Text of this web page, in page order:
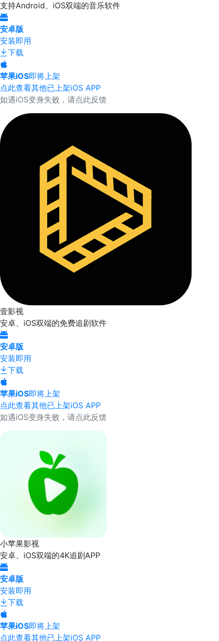
支持Android、iOS双端的音乐软件
安卓版
安装即用
下载
苹果iOS即将上架
点此查看其他已上架iOS APP
如遇iOS变身失败，请点此反馈
壹影视
安卓、iOS双端的免费追剧软件
安卓版
安装即用
下载
苹果iOS即将上架
点此查看其他已上架iOS APP
如遇iOS变身失败，请点此反馈
小苹果影视
安卓、iOS双端的4K追剧APP
安卓版
安装即用
下载
苹果iOS即将上架
点此查看其他已上架iOS APP